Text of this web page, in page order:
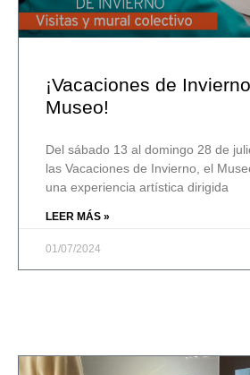
¡Vacaciones de
Museo!
Del sábado 13 al domingo 28 de
las Vacaciones de Invierno, el
una experiencia artística dirigida
LEER MÁS »
01/07/2024